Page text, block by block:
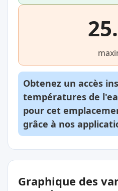
Obtenez un accès
températures de
pour cet
grâce à nos
Graphique des